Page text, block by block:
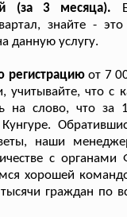
(за 3 месяца).
знайте -
данную услугу.
регистрациюот 7
учитывайте, что
на слово, что за
наши
с
хорошей
граждан по